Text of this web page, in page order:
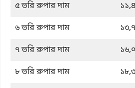
৫ ভরি রুপার দাম
৬ ভরি রুপার দাম
৭ ভরি রুপার দাম
৮ ভরি রুপার দাম